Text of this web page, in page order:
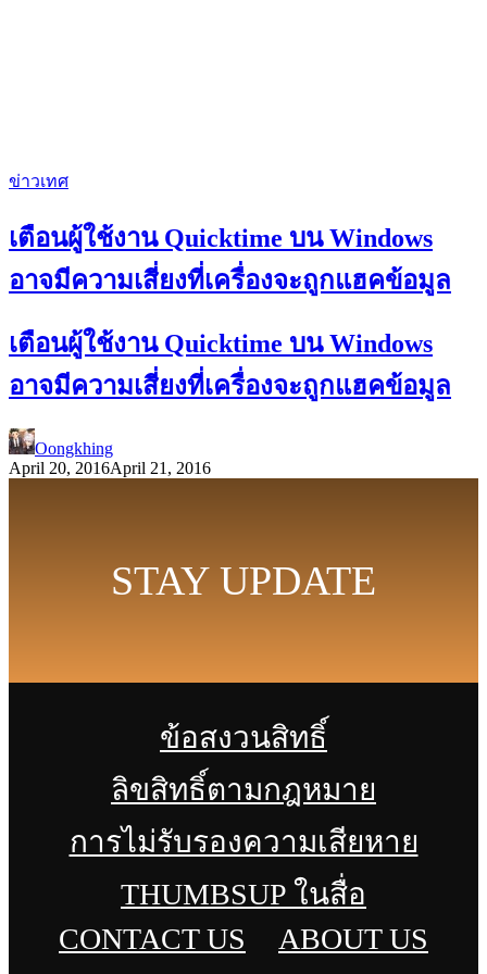
ข่าวเทศ
เตือนผู้ใช้งาน Quicktime บน Windows
อาจมีความเสี่ยงที่เครื่องจะถูกแฮคข้อมูล
เตือนผู้ใช้งาน Quicktime บน Windows
อาจมีความเสี่ยงที่เครื่องจะถูกแฮคข้อมูล
Oongkhing
April 20, 2016April 21, 2016
STAY UPDATE
ข้อสงวนสิทธิ์
ลิขสิทธิ์ตามกฎหมาย
การไม่รับรองความเสียหาย
THUMBSUP ในสื่อ
CONTACT US
ABOUT US